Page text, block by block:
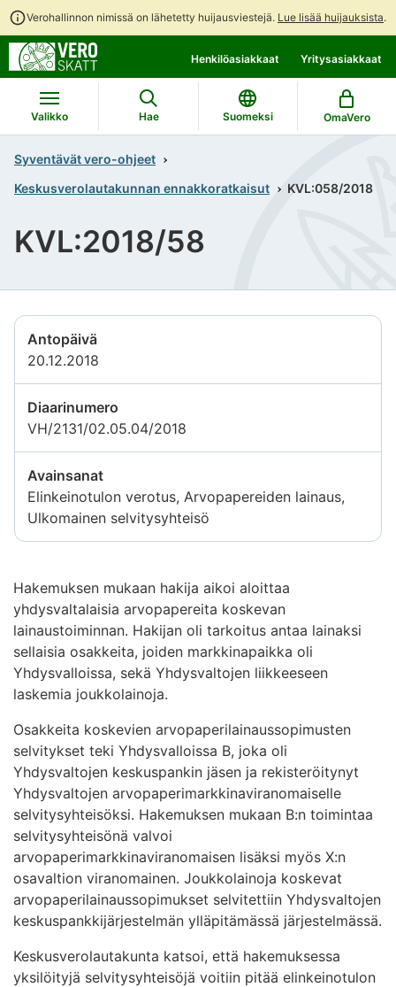
Verohallinnon nimissä on lähetetty huijausviestejä. Lue lisää huijauksista.
suoraan
sisältöön
koko
sivuston
hakuun
Henkilöasiakkaat Yritysasiakkaat
Valikko Hae Suomeksi OmaVero
Syventävät vero-ohjeet
Keskusverolautakunnan ennakkoratkaisut
KVL:058/2018
KVL:2018/58
Antopäivä
20.12.2018
Diaarinumero
VH/2131/02.05.04/2018
Avainsanat
Elinkeinotulon verotus, Arvopapereiden lainaus,
Ulkomainen selvitysyhteisö
Hakemuksen mukaan hakija aikoi aloittaa
yhdysvaltalaisia arvopapereita koskevan
lainaustoiminnan. Hakijan oli tarkoitus antaa lainaksi
sellaisia osakkeita, joiden markkinapaikka oli
Yhdysvalloissa, sekä Yhdysvaltojen liikkeeseen
laskemia joukkolainoja.
Osakkeita koskevien arvopaperilainaussopimusten
selvitykset teki Yhdysvalloissa B, joka oli
Yhdysvaltojen keskuspankin jäsen ja rekisteröitynyt
Yhdysvaltojen arvopaperimarkkinaviranomaiselle
selvitysyhteisöksi. Hakemuksen mukaan B:n toimintaa
selvitysyhteisönä valvoi
arvopaperimarkkinaviranomaisen lisäksi myös X:n
osavaltion viranomainen. Joukkolainoja koskevat
arvopaperilainaussopimukset selvitettiin Yhdysvaltojen
keskuspankkijärjestelmän ylläpitämässä järjestelmässä.
Keskusverolautakunta katsoi, että hakemuksessa
yksilöityjä selvitysyhteisöjä voitiin pitää elinkeinotulon